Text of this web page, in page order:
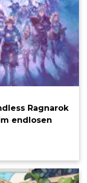
Ragnarok
endlosen